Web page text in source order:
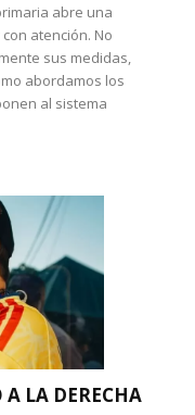
abre una
atención. No
sus medidas,
abordamos los
al sistema
LA DERECHA